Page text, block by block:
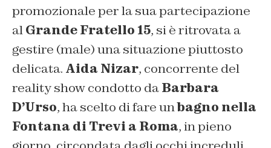
promozionale per la sua partecipazione
alGrande Fratello 15, si è ritrovata a
gestire (male) una situazione piuttosto
delicata. Aida Nizar, concorrente del
reality show condotto daBarbara
D’Urso, ha scelto di fare unbagno nella
Fontana di Trevi a Roma, in pieno